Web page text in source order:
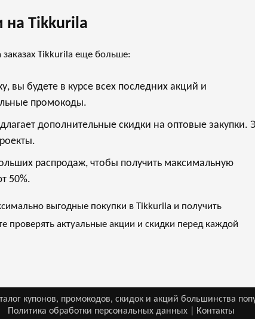
на Tikkurila
заказах Tikkurila еще больше:
вы будете в курсе всех последних акций и
промокоды.
дополнительные скидки на оптовые закупки.
распродаж, чтобы получить максимальную
50%.
выгодные покупки в Tikkurila и получить
проверять актуальные акции и скидки перед каждой
купонов, промокодов, скидок и акций большинства
Политика обработки персональных данных
Контакты